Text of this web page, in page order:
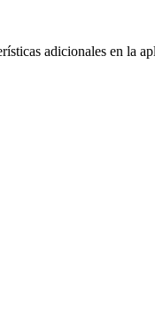
adicionales en la